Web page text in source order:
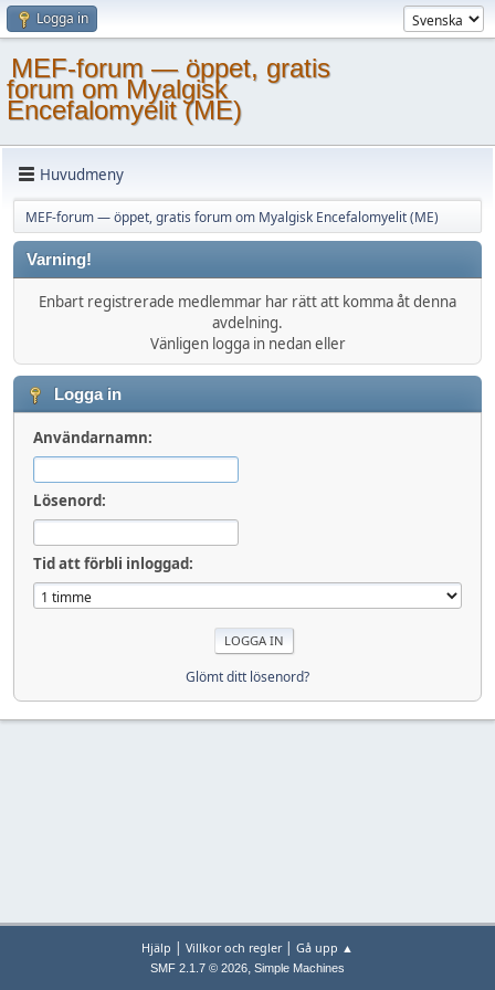
Logga in
MEF-forum — öppet, gratis
forum om Myalgisk
Encefalomyelit (ME)
Huvudmeny
MEF-forum — öppet, gratis forum om Myalgisk Encefalomyelit (ME)
Varning!
Enbart registrerade medlemmar har rätt att komma åt denna
avdelning.
Vänligen logga in nedan eller
Logga in
Användarnamn:
Lösenord:
Tid att förbli inloggad:
Glömt ditt lösenord?
Hjälp | Villkor och regler| Gå upp ▲
SMF 2.1.7 © 2026, Simple Machines